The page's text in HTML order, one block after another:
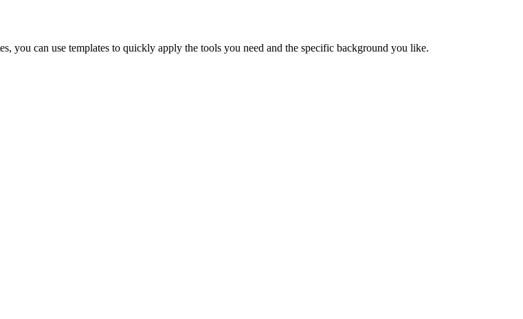
you can use templates to quickly apply the tools you need and the specific background you like.